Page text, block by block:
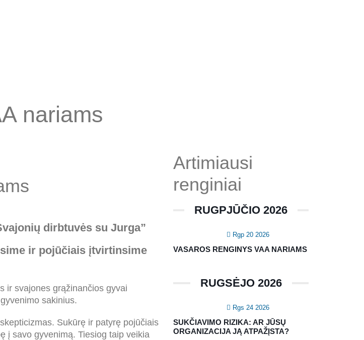
nariams
dirbtuvės su Jurga”
ir pojūčiais įtvirtinsime
ir svajones grąžinančios gyvai
sakinius.
Sukūrę ir patyrę pojūčiais
į savo gyvenimą. Tiesiog taip veikia
Artimiausi
renginiai
RUGPJŪČIO 2026
Rgp 20 2026
VASAROS RENGINYS VAA NARIAMS
RUGSĖJO 2026
Rgs 24 2026
SUKČIAVIMO RIZIKA: AR JŪSŲ
ORGANIZACIJA JĄ ATPAŽĮSTA?